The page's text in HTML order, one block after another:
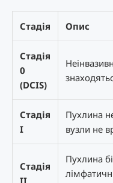
Стадія Опис
Стадія
0
(DCIS)
Стадія
I
Пухлина
вузли не
Стадія
II
Пухлина